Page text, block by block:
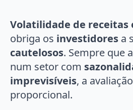
Volatilidade de receitas
obriga os investidores a
cautelosos. Sempre que
num setor com
imprevisíveis, a
proporcional.